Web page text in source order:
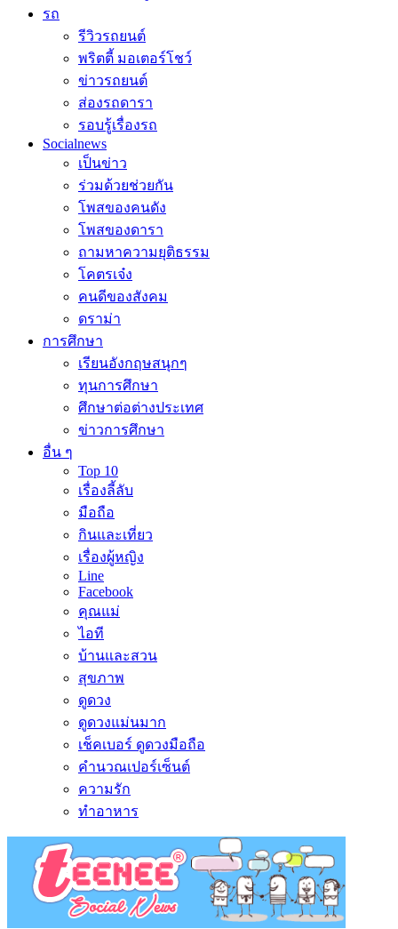
รถ
รีวิวรถยนต์
พริตตี้ มอเตอร์โชว์
ข่าวรถยนต์
ส่องรถดารา
รอบรู้เรื่องรถ
Socialnews
เป็นข่าว
ร่วมด้วยช่วยกัน
โพสของคนดัง
โพสของดารา
ถามหาความยุติธรรม
โคตรเจ๋ง
คนดีของสังคม
ดราม่า
การศึกษา
เรียนอังกฤษสนุกๆ
ทุนการศึกษา
ศึกษาต่อต่างประเทศ
ข่าวการศึกษา
อื่น ๆ
Top 10
เรื่องลี้ลับ
มือถือ
กินและเที่ยว
เรื่องผู้หญิง
Line
Facebook
คุณแม่
ไอที
บ้านและสวน
สุขภาพ
ดูดวง
ดูดวงแม่นมาก
เช็คเบอร์ ดูดวงมือถือ
คำนวณเปอร์เซ็นต์
ความรัก
ทำอาหาร